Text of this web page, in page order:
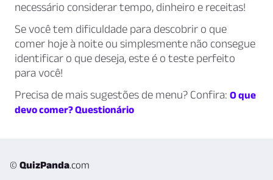
necessário considerar tempo, dinheiro e receitas!
Se você tem dificuldade para descobrir o que
comer hoje à noite ou simplesmente não consegue
identificar o que deseja, este é o teste perfeito
para você!
Precisa de mais sugestões de menu? Confira: O que
devo comer? Questionário
© QuizPanda.com